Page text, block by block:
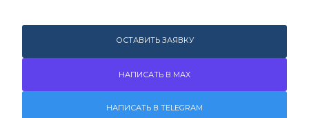
ОСТАВИТЬ ЗАЯВКУ
НАПИСАТЬ В MAX
НАПИСАТЬ В TELEGRAM